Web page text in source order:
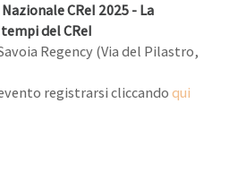
CReI 2025 - La
del CReI
Regency (Via del Pilastro,
registrarsi cliccandoqui